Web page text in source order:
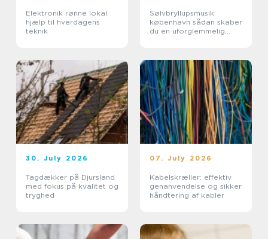
Elektronik rønne lokal
hjælp til hverdagens
teknik
Sølvbryllupsmusik
københavn sådan skaber
du en uforglemmelig
30. July 2026
Tagdækker på Djursland
med fokus på kvalitet og
tryghed
07. July 2026
Kabelskræller: effektiv
genanvendelse og sikker
håndtering af kabler